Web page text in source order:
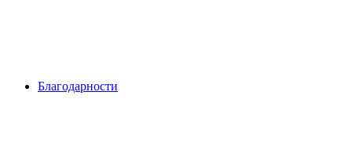
Благодарности